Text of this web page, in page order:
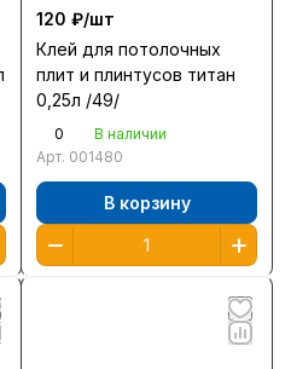
120 ₽/шт
Клей для потолочных
плит и плинтусов титан
0,25л /49/
0
В наличии
Арт. 001480
В корзину